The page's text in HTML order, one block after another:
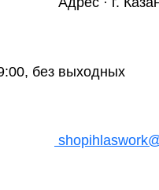
без выходных